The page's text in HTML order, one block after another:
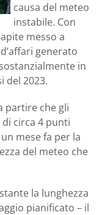
causa del meteo
instabile. Con
messo a
generato
in
del 2023.
partire che gli
circa 4 punti
mese fa per la
del meteo che
la lunghezza
pianificato – il